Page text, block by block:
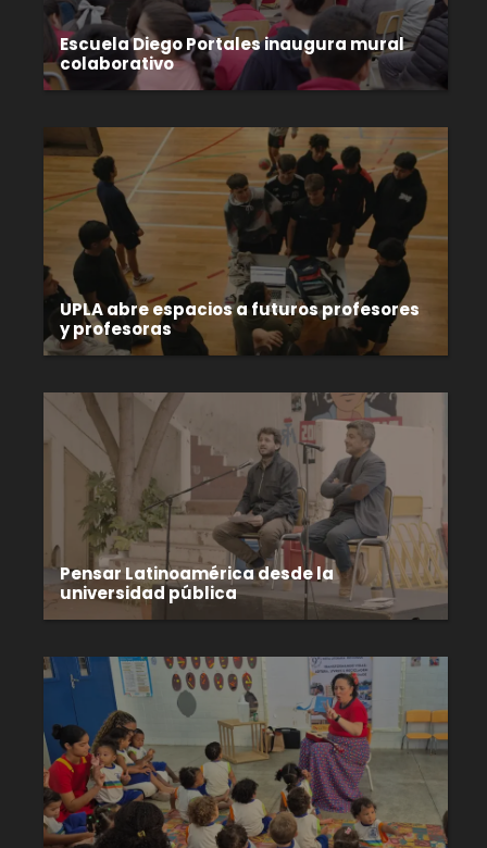
Escuela Diego Portales inaugura mural
colaborativo
UPLA abre espacios a futuros profesores
y profesoras
Pensar Latinoamérica desde la
universidad pública